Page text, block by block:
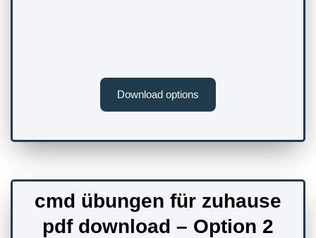
Download options
cmd übungen für zuhause
pdf download – Option 2